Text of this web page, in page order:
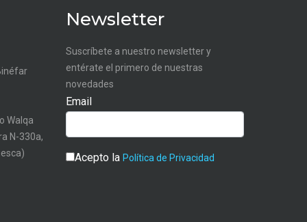
Walqa
N-330a,
Newsletter
Suscríbete a nuestro newsletter y
entérate el primero de nuestras
novedades
Email
Acepto la Política de Privacidad